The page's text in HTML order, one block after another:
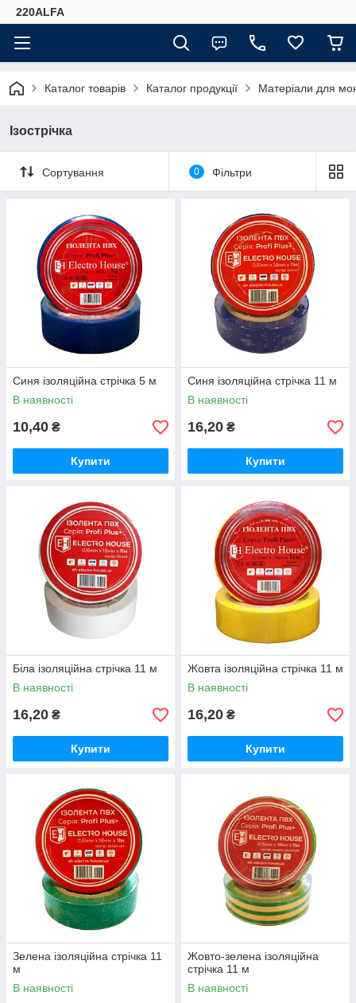
220ALFA
Каталог товарів Каталог продукції Матеріали для
Ізострічка
Сортування 0 Фільтри
Синя ізоляційна стрічка 5 м
В наявності
10,40 ₴
Купити
Синя ізоляційна стрічка 11 м
В наявності
16,20 ₴
Купити
Біла ізоляційна стрічка 11 м
В наявності
16,20 ₴
Купити
Жовта ізоляційна стрічка 11 м
В наявності
16,20 ₴
Купити
Зелена ізоляційна стрічка 11
м
В наявності
Жовто-зелена ізоляційна
стрічка 11 м
В наявності